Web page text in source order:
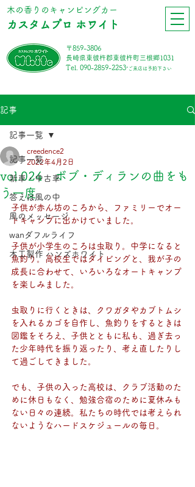
​木の香りのキャンピングカー
カスタムプロ ホワイト
〒859-3806
長崎県東彼杵郡東彼杵町三根郷1031
Tel. 090-2859-2253*ご来店は予約下さい
記事
記事一覧
新車・中古車
答えは風の中
風のメッセージ
wanダフルライフ
木工製作 ハンズホワイト
記事一覧
vol.024 ボブ・ディランの曲をも
う一度
creedence2
2022年4月2日
子供が赤ん坊のころから、ファミリーでオー
トキャンプに出かけていました。
子供が小学生のころは虫取り。中学になると
魚釣り。高校生ではダイビングと、我が子の
成長に合わせて、いろいろなオートキャンプ
を楽しみました。
虫取りに行くときは、クワガタやカブトムシ
を入れるカゴを自作し、魚釣りをするときは
図鑑をそろえ、子供とともに私も、過ぎ去っ
た少年時代を振り返ったり、考え直したりし
て過ごしてきました。
でも、子供の入った高校は、クラブ活動のた
めに休日もなく、勉強合宿のために夏休みも
ない日々の連続。私たちの時代では考えられ
ないようなハードスケジュールの毎日。